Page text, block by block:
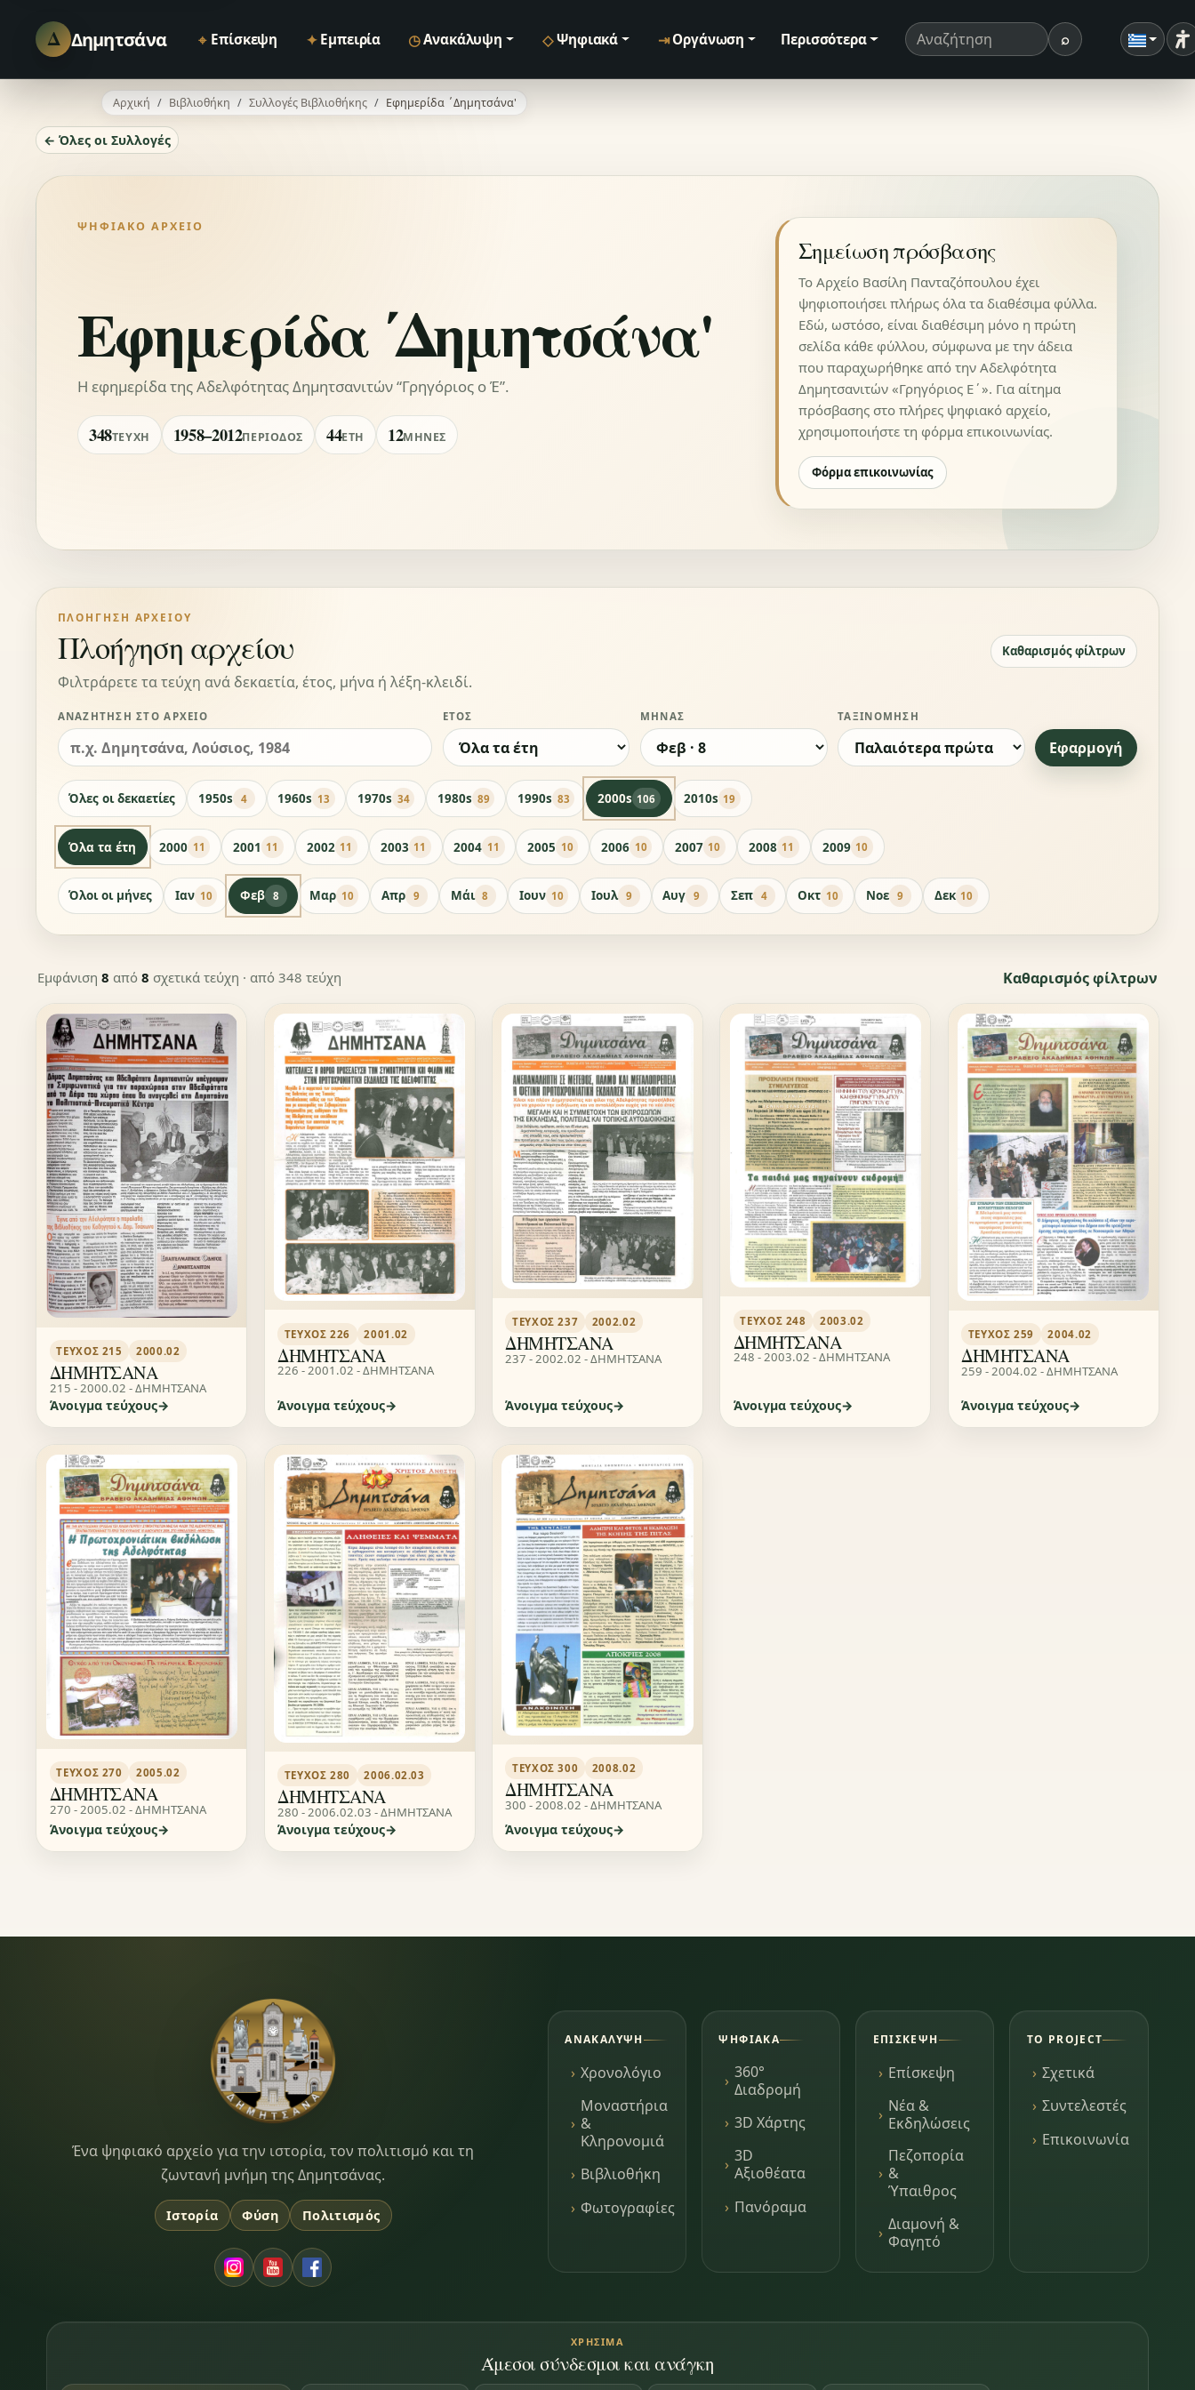
Δ Δημητσάνα ⌖ Επίσκεψη ✦ Εμπειρία ◷Ανακάλυψη ◇ Ψηφιακά ⇥ Οργάνωση Περισσότερα Όρος αναζήτησης ⌕Αναζήτηση
Αρχική Βιβλιοθήκη Συλλογές Βιβλιοθήκης Εφημερίδα ΄Δημητσάνα'
← Όλες οι Συλλογές
ΨΗΦΙΑΚΌ ΑΡΧΕΊΟ
Εφημερίδα ΄Δημητσάνα'
Η εφημερίδα της Αδελφότητας Δημητσανιτών “Γρηγόριος ο Έ”.
348ΤΕΎΧΗ 1958–2012ΠΕΡΊΟΔΟΣ 44ΈΤΗ 12ΜΉΝΕΣ
Σημείωση πρόσβασης
Το Αρχείο Βασίλη Πανταζόπουλου έχει
ψηφιοποιήσει πλήρως όλα τα διαθέσιμα φύλλα.
Εδώ, ωστόσο, είναι διαθέσιμη μόνο η πρώτη
σελίδα κάθε φύλλου, σύμφωνα με την άδεια
που παραχωρήθηκε από την Αδελφότητα
Δημητσανιτών «Γρηγόριος Ε΄». Για αίτημα
πρόσβασης στο πλήρες ψηφιακό αρχείο,
χρησιμοποιήστε τη φόρμα επικοινωνίας.
Φόρμα επικοινωνίας
ΠΛΟΉΓΗΣΗ ΑΡΧΕΊΟΥ
Πλοήγηση αρχείου
Φιλτράρετε τα τεύχη ανά δεκαετία, έτος, μήνα ή λέξη-κλειδί.
Καθαρισμός φίλτρων
ΑΝΑΖΉΤΗΣΗ ΣΤΟ ΑΡΧΕΊΟ ΈΤΟΣ ΜΉΝΑΣ ΤΑΞΙΝΌΜΗΣΗ
Εφαρμογή
Όλες οι δεκαετίες 1950s 4 1960s 13 1970s 34 1980s 89 1990s 83 2000s 106 2010s 19
Όλα τα έτη 2000 11 2001 11 2002 11 2003 11 2004 11 2005 10 2006 10 2007 10 2008 11 2009 10
Όλοι οι μήνες Ιαν 10 Φεβ 8 Μαρ 10 Απρ 9 Μάι 8 Ιουν 10 Ιουλ 9 Αυγ 9 Σεπ 4 Οκτ 10 Νοε 9 Δεκ 10
Εμφάνιση 8 από 8 σχετικά τεύχη · από 348 τεύχη Καθαρισμός φίλτρων
ΤΕΎΧΟΣ 215 2000.02
ΔΗΜΗΤΣΑΝΑ
215 - 2000.02 - ΔΗΜΗΤΣΑΝΑ
Άνοιγμα τεύχους
ΤΕΎΧΟΣ 226 2001.02
ΔΗΜΗΤΣΑΝΑ
226 - 2001.02 - ΔΗΜΗΤΣΑΝΑ
Άνοιγμα τεύχους
ΤΕΎΧΟΣ 237 2002.02
ΔΗΜΗΤΣΑΝΑ
237 - 2002.02 - ΔΗΜΗΤΣΑΝΑ
Άνοιγμα τεύχους
ΤΕΎΧΟΣ 248 2003.02
ΔΗΜΗΤΣΑΝΑ
248 - 2003.02 - ΔΗΜΗΤΣΑΝΑ
Άνοιγμα τεύχους
ΤΕΎΧΟΣ 259 2004.02
ΔΗΜΗΤΣΑΝΑ
259 - 2004.02 - ΔΗΜΗΤΣΑΝΑ
Άνοιγμα τεύχους
ΤΕΎΧΟΣ 270 2005.02
ΔΗΜΗΤΣΑΝΑ
270 - 2005.02 - ΔΗΜΗΤΣΑΝΑ
Άνοιγμα τεύχους
ΤΕΎΧΟΣ 280 2006.02.03
ΔΗΜΗΤΣΑΝΑ
280 - 2006.02.03 - ΔΗΜΗΤΣΑΝΑ
Άνοιγμα τεύχους
ΤΕΎΧΟΣ 300 2008.02
ΔΗΜΗΤΣΑΝΑ
300 - 2008.02 - ΔΗΜΗΤΣΑΝΑ
Άνοιγμα τεύχους
Dimitsana.gr
Ένα ψηφιακό αρχείο για την ιστορία, τον πολιτισμό και τη
ζωντανή μνήμη της Δημητσάνας.
Ιστορία Φύση Πολιτισμός
ΑΝΑΚΆΛΥΨΗ
Χρονολόγιο
Μοναστήρια
&
Κληρονομιά
Βιβλιοθήκη
Φωτογραφίες
ΨΗΦΙΑΚΆ
360°
Διαδρομή
3D Χάρτης
3D
Αξιοθέατα
Πανόραμα
ΕΠΊΣΚΕΨΗ
Επίσκεψη
Νέα &
Εκδηλώσεις
Πεζοπορία
&
Ύπαιθρος
Διαμονή &
Φαγητό
ΤΟ PROJECT
Σχετικά
Συντελεστές
Επικοινωνία
ΧΡΉΣΙΜΑ
Άμεσοι σύνδεσμοι και ανάγκη